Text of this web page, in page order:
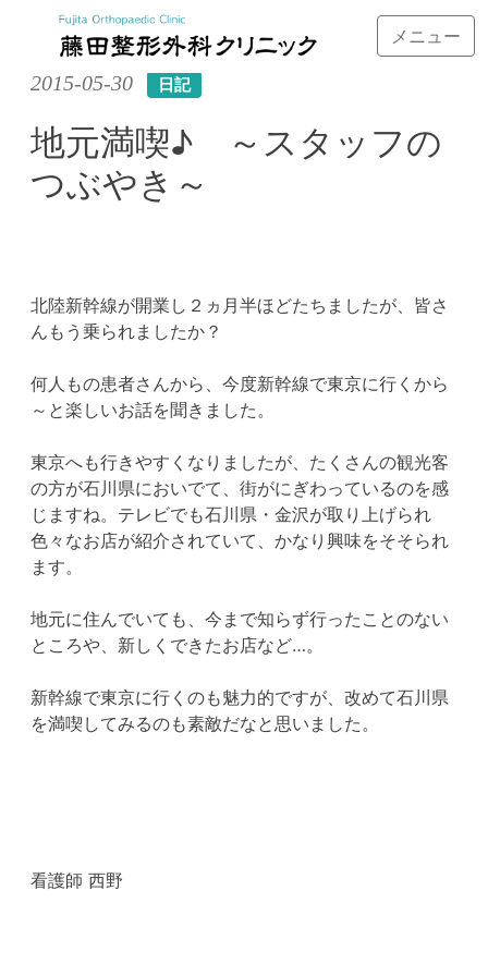
メニュー
2015-05-30 日記
地元満喫♪ ～スタッフの
つぶやき～
北陸新幹線が開業し２ヵ月半ほどたちましたが、皆さ
んもう乗られましたか？
何人もの患者さんから、今度新幹線で東京に行くから
～と楽しいお話を聞きました。
東京へも行きやすくなりましたが、たくさんの観光客
の方が石川県においでて、街がにぎわっているのを感
じますね。テレビでも石川県・金沢が取り上げられ
色々なお店が紹介されていて、かなり興味をそそられ
ます。
地元に住んでいても、今まで知らず行ったことのない
ところや、新しくできたお店など…。
新幹線で東京に行くのも魅力的ですが、改めて石川県
を満喫してみるのも素敵だなと思いました。
看護師 西野